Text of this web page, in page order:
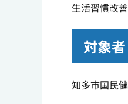
生活習慣改
対象者
知多市国民